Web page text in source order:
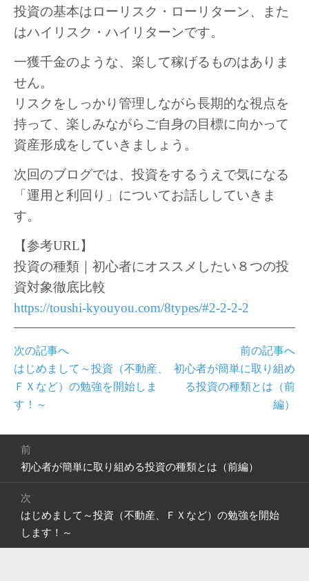
投資の基本はローリスク・ローリターン、また
はハイリスク・ハイリターンです。
一獲千金のような、楽して稼げるものはありま
せん。
リスクをしっかり管理しながら長期的な視点を
持って、楽しみながらご自身の目標に向かって
資産形成をしていきましょう。
次回のブログでは、投資をするうえで気になる
「運用と利回り」についてお話ししていきま
す。
【参考URL】
投資の種類｜初心者にオススメしたい８つの投
資対象徹底比較
https://toushi-kyouyou.com/8types/#2-2-2-2
前の記事へ
初心者が簡単に取り組め
る投資の種類とは（前
編）
次の記事へ
はじめまして～投資（不動産、
ＦＸなど）の勉強を開始しま
す！～
前
前
投
稿:
初心者が簡単に取り組める投資の種類とは（前編）
次
次
の
投
はじめまして～投資（不動産、ＦＸなど）の勉強を開始
します！～